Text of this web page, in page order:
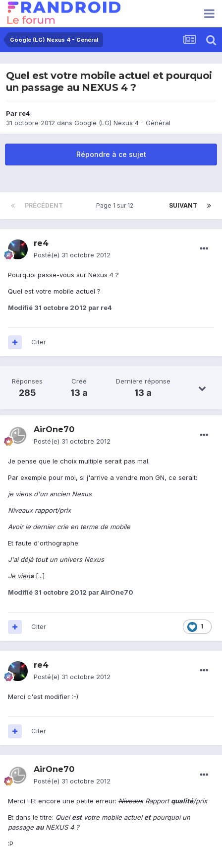
Google (LG) Nexus 4 - Général
Quel est votre mobile actuel et pourquoi
un passage au NEXUS 4 ?
Par re4
31 octobre 2012 dans Google (LG) Nexus 4 - Général
Répondre à ce sujet
PRÉCÉDENT SUIVANT
Page 1 sur 12
re4
Posté(e) 31 octobre 2012
Pourquoi passe-vous sur Nexus 4 ?
Quel est votre mobile actuel ?
Modifié 31 octobre 2012 par re4
Citer
Réponses
285
Créé
13 a
Dernière réponse
13 a
AirOne70
Posté(e) 31 octobre 2012
Je pense que le choix multiple serait pas mal.
Par exemple pour moi, si j'arrive a vendre mon GN, ce serait:
je viens d'un ancien Nexus
Niveaux rapport/prix
Avoir le dernier crie en terme de mobile
Et faute d'orthographe:
J'ai déjà toutun univers Nexus
Je viens [...]
Modifié 31 octobre 2012 par AirOne70
1
Citer
re4
Posté(e) 31 octobre 2012
Merci c'est modifier :-)
Citer
AirOne70
Posté(e) 31 octobre 2012
Merci ! Et encore une petite erreur: NiveauxRapportqualité/prix
Et dans le titre: Quelestvotre mobile actueletpourquoi un
passage auNEXUS 4 ?
:P